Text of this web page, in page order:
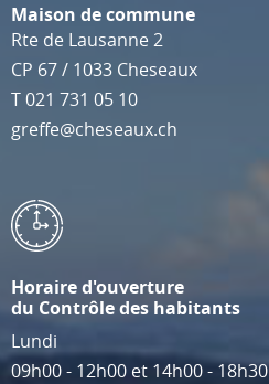
Maison de commune
Rte de Lausanne 2
CP 67/ 1033 Cheseaux
T021 731 05 10
greffe@cheseaux.ch
Horaire d'ouverture
du Contrôle des habitants
Lundi
09h00 - 12h00 et 14h00 - 18h30